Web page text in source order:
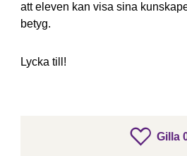
Gilla
att eleven kan visa sina
betyg.
Lycka till!